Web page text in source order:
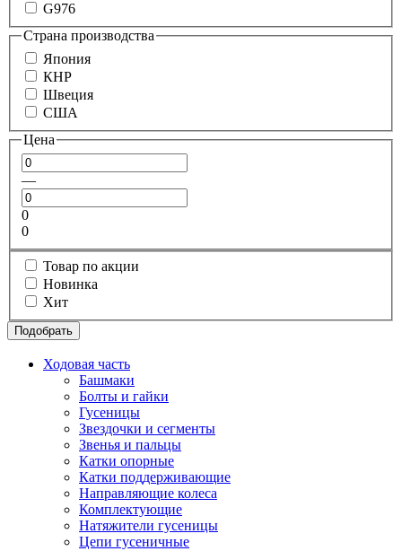
G976
Страна производства
Япония
КНР
Швеция
США
Цена
—
0
0
Товар по акции
Новинка
Хит
Подобрать
Ходовая часть
Башмаки
Болты и гайки
Гусеницы
Звездочки и сегменты
Звенья и пальцы
Катки опорные
Катки поддерживающие
Направляющие колеса
Комплектующие
Натяжители гусеницы
Цепи гусеничные